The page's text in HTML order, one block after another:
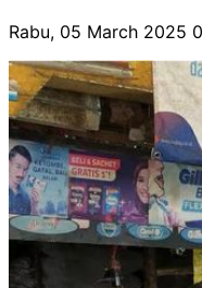
Rabu, 05 March 2025